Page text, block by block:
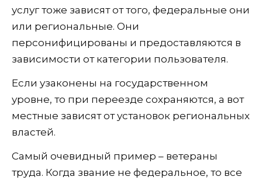
услуг тоже зависят от того, федеральные они
или региональные. Они
персонифицированы и предоставляются в
зависимости от категории пользователя.
Если узаконены на государственном
уровне, то при переезде сохраняются, а вот
местные зависят от установок региональных
властей.
Самый очевидный пример – ветераны
труда. Когда звание не федеральное, то все